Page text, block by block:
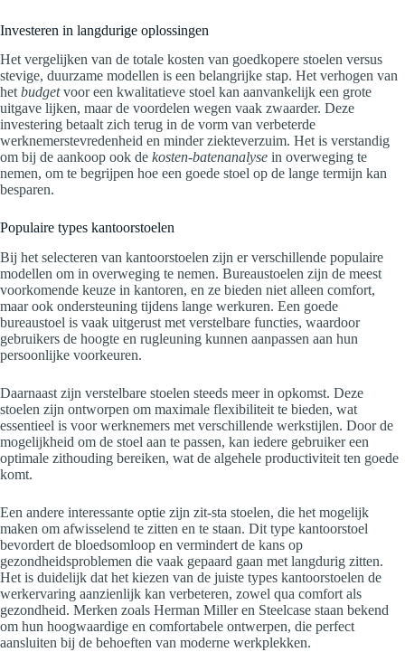
Investeren in langdurige oplossingen
Het vergelijken van de totale kosten van goedkopere stoelen versus
stevige, duurzame modellen is een belangrijke stap. Het verhogen van
het budgetvoor een kwalitatieve stoel kan aanvankelijk een grote
uitgave lijken, maar de voordelen wegen vaak zwaarder. Deze
investering betaalt zich terug in de vorm van verbeterde
werknemerstevredenheid en minder ziekteverzuim. Het is verstandig
om bij de aankoop ook de kosten-batenanalyse in overweging te
nemen, om te begrijpen hoe een goede stoel op de lange termijn kan
besparen.
Populaire types kantoorstoelen
Bij het selecteren van kantoorstoelen zijn er verschillende populaire
modellen om in overweging te nemen. Bureaustoelen zijn de meest
voorkomende keuze in kantoren, en ze bieden niet alleen comfort,
maar ook ondersteuning tijdens lange werkuren. Een goede
bureaustoel is vaak uitgerust met verstelbare functies, waardoor
gebruikers de hoogte en rugleuning kunnen aanpassen aan hun
persoonlijke voorkeuren.
Daarnaast zijn verstelbare stoelen steeds meer in opkomst. Deze
stoelen zijn ontworpen om maximale flexibiliteit te bieden, wat
essentieel is voor werknemers met verschillende werkstijlen. Door de
mogelijkheid om de stoel aan te passen, kan iedere gebruiker een
optimale zithouding bereiken, wat de algehele productiviteit ten goede
komt.
Een andere interessante optie zijn zit-sta stoelen, die het mogelijk
maken om afwisselend te zitten en te staan. Dit type kantoorstoel
bevordert de bloedsomloop en vermindert de kans op
gezondheidsproblemen die vaak gepaard gaan met langdurig zitten.
Het is duidelijk dat het kiezen van de juiste types kantoorstoelen de
werkervaring aanzienlijk kan verbeteren, zowel qua comfort als
gezondheid. Merken zoals Herman Miller en Steelcase staan bekend
om hun hoogwaardige en comfortabele ontwerpen, die perfect
aansluiten bij de behoeften van moderne werkplekken.